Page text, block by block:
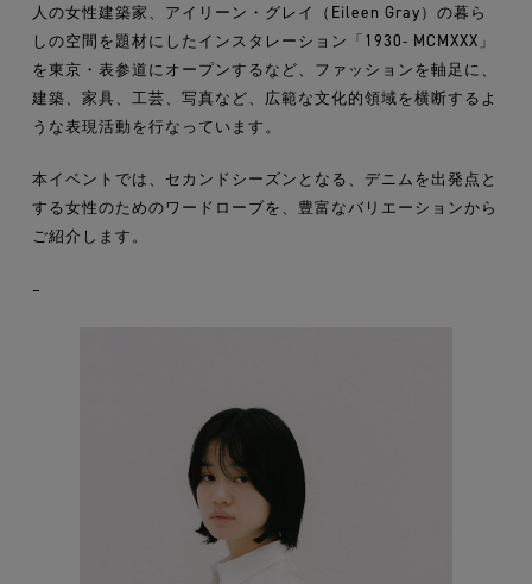
人の女性建築家、アイリーン・グレイ（Eileen Gray）の暮ら
しの空間を題材にしたインスタレーション「1930- MCMXXX」
を東京・表参道にオープンするなど、ファッションを軸足に、
建築、家具、工芸、写真など、広範な文化的領域を横断するよ
うな表現活動を行なっています。
本イベントでは、セカンドシーズンとなる、デニムを出発点と
する女性のためのワードローブを、豊富なバリエーションから
ご紹介します。
–